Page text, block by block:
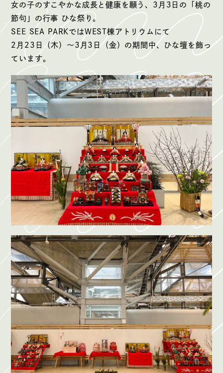
女の子のすこやかな成長と健康を願う、3月3日の「桃の
節句」の行事 ひな祭り。
SEE SEA PARKではWEST棟アトリウムにて
2月23日（木）〜3月3日（金）の期間中、ひな壇を飾っ
ています。